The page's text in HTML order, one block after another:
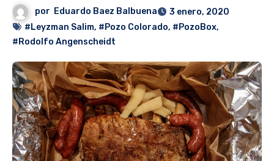
por Eduardo Baez Balbuena
3 enero, 2020
#Leyzman Salim, #Pozo Colorado, #PozoBox,
#Rodolfo Angenscheidt